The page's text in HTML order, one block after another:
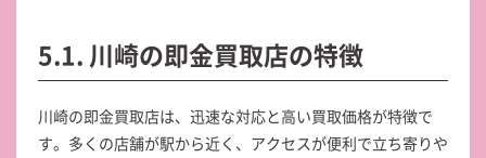
5.1. 川崎の即金買取店の特徴
川崎の即金買取店は、迅速な対応と高い買取価格が特徴で
す。多くの店舗が駅から近く、アクセスが便利で立ち寄りや